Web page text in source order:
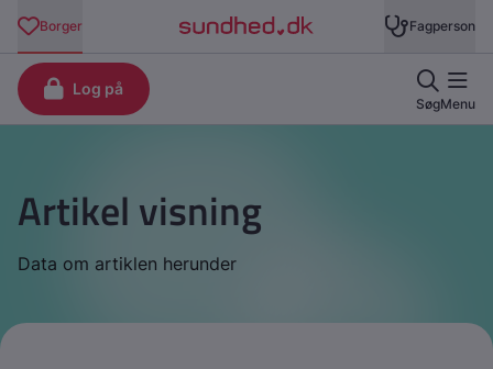
Artikel visning
Data om artiklen herunder